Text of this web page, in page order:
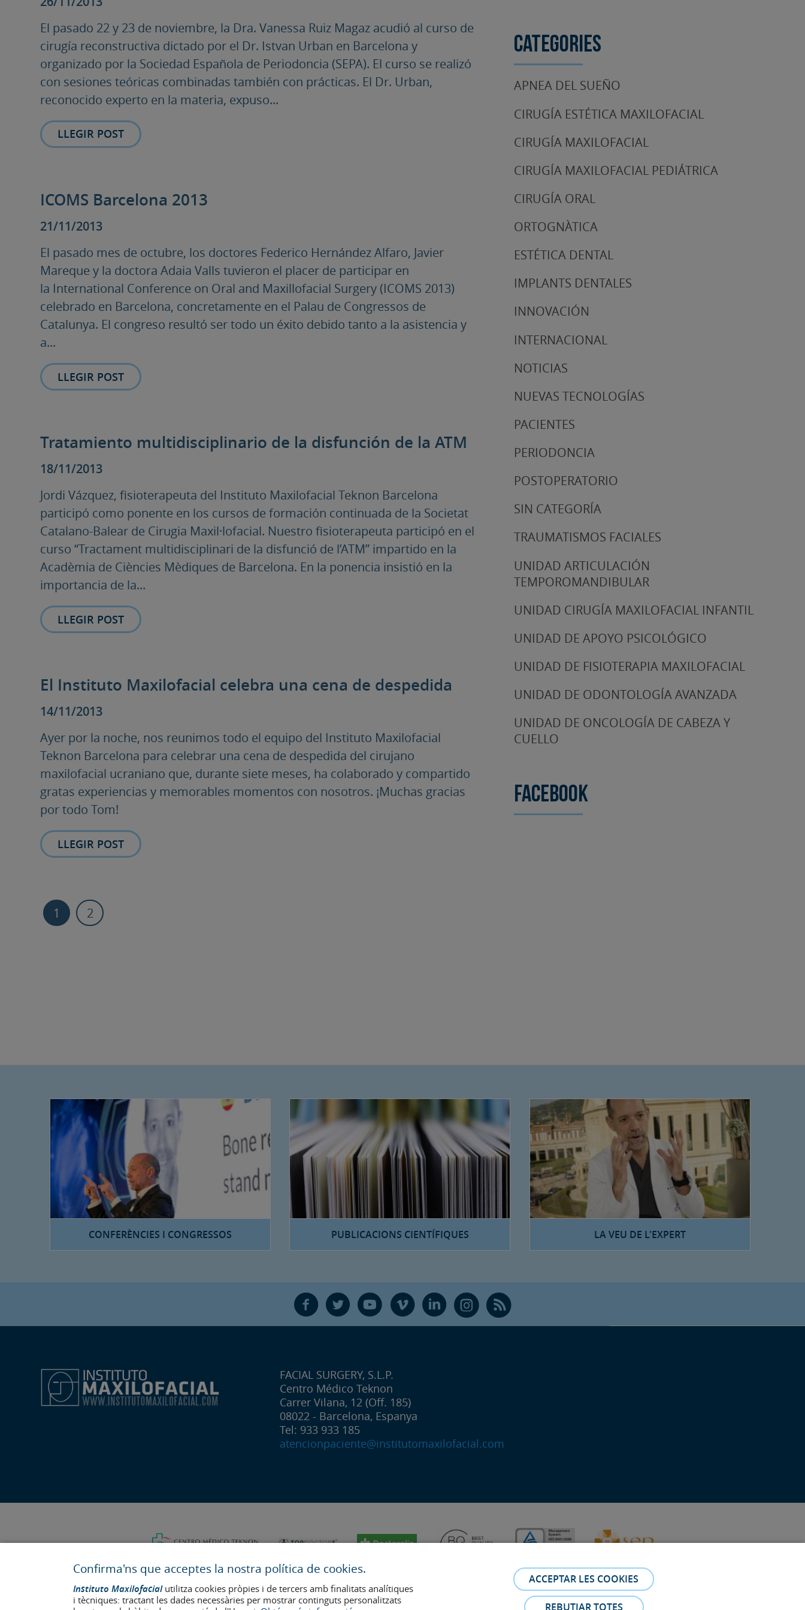
El pasado 22 y 23 de noviembre, la Dra. Vanessa Ruiz Magaz acudió al curso de
cirugía reconstructiva dictado por el Dr. Istvan Urban en Barcelona y
organizado por la Sociedad Española de Periodoncia (SEPA). El curso se realizó
con sesiones teóricas combinadas también con prácticas. El Dr. Urban,
reconocido experto en la materia, expuso...
LLEGIR POST
ICOMS Barcelona 2013
21/11/2013
El pasado mes de octubre, los doctores Federico Hernández Alfaro, Javier
Mareque y la doctora Adaia Valls tuvieron el placer de participar en
la International Conference on Oral and Maxillofacial Surgery (ICOMS 2013)
celebrado en Barcelona, concretamente en el Palau de Congressos de
Catalunya. El congreso resultó ser todo un éxito debido tanto a la asistencia y
a...
LLEGIR POST
Tratamiento multidisciplinario de la disfunción de la ATM
18/11/2013
Jordi Vázquez, fisioterapeuta del Instituto Maxilofacial Teknon Barcelona
participó como ponente en los cursos de formación continuada de la Societat
Catalano-Balear de Cirugia Maxil·lofacial. Nuestro fisioterapeuta participó en el
curso “Tractament multidisciplinari de la disfunció de l’ATM” impartido en la
Acadèmia de Ciències Mèdiques de Barcelona. En la ponencia insistió en la
importancia de la...
LLEGIR POST
El Instituto Maxilofacial celebra una cena de despedida
14/11/2013
Ayer por la noche, nos reunimos todo el equipo del Instituto Maxilofacial
Teknon Barcelona para celebrar una cena de despedida del cirujano
maxilofacial ucraniano que, durante siete meses, ha colaborado y compartido
gratas experiencias y memorables momentos con nosotros. ¡Muchas gracias
por todo Tom!
LLEGIR POST
1 2
Categories
APNEA DEL SUEÑO
CIRUGÍA ESTÉTICA MAXILOFACIAL
CIRUGÍA MAXILOFACIAL
CIRUGÍA MAXILOFACIAL PEDIÁTRICA
CIRUGÍA ORAL
ORTOGNÀTICA
ESTÉTICA DENTAL
IMPLANTS DENTALES
INNOVACIÓN
INTERNACIONAL
NOTICIAS
NUEVAS TECNOLOGÍAS
PACIENTES
PERIODONCIA
POSTOPERATORIO
SIN CATEGORÍA
TRAUMATISMOS FACIALES
UNIDAD ARTICULACIÓN
TEMPOROMANDIBULAR
UNIDAD CIRUGÍA MAXILOFACIAL INFANTIL
UNIDAD DE APOYO PSICOLÓGICO
UNIDAD DE FISIOTERAPIA MAXILOFACIAL
UNIDAD DE ODONTOLOGÍA AVANZADA
UNIDAD DE ONCOLOGÍA DE CABEZA Y
CUELLO
Facebook
CONFERÈNCIES I CONGRESSOS PUBLICACIONS CIENTÍFIQUES LA VEU DE L'EXPERT
F T Y V L Ñ R
FACIAL SURGERY, S.L.P.
Centro Médico Teknon
Carrer Vilana, 12 (Off. 185)
08022 - Barcelona, Espanya
Tel: 933 933 185
atencionpaciente@institutomaxilofacial.com
Confirma'ns que acceptes la nostra política de cookies.
Instituto Maxilofacialutilitza cookies pròpies i de tercers amb finalitats analítiques
i tècniques: tractant les dades necessàries per mostrar continguts personalitzats
REBUTJAR TOTES
ACCEPTAR LES COOKIES